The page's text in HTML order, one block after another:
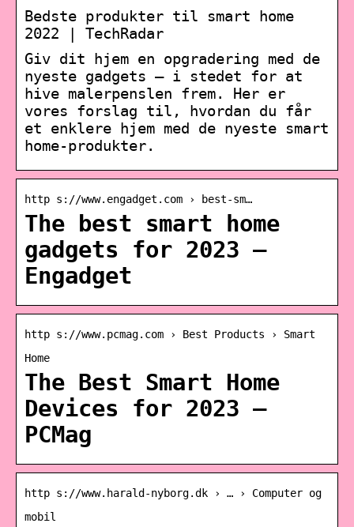
Bedste produkter til smart home
2022 | TechRadar
Giv dit hjem en opgradering med de
nyeste gadgets – i stedet for at
hive malerpenslen frem. Her er
vores forslag til, hvordan du får
et enklere hjem med de nyeste smart
home-produkter.
http s://www.engadget.com › best-sm…
The best smart home
gadgets for 2023 –
Engadget
http s://www.pcmag.com › Best Products › Smart
Home
The Best Smart Home
Devices for 2023 –
PCMag
http s://www.harald-nyborg.dk › … › Computer og
mobil